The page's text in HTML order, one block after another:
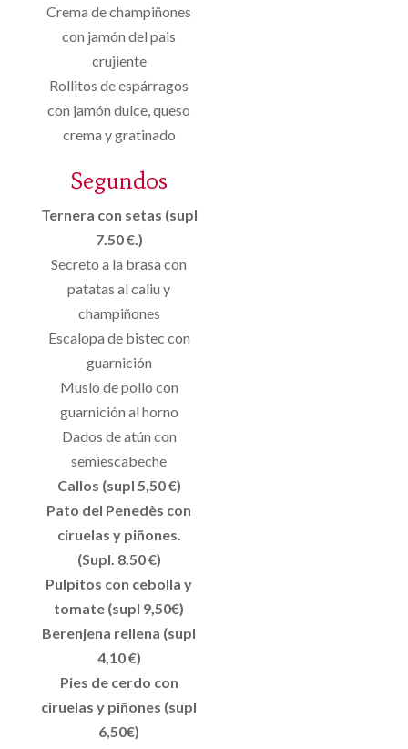
Crema de champiñones
con jamón del pais
crujiente
Rollitos de espárragos
con jamón dulce, queso
crema y gratinado
Segundos
Ternera con setas (supl
7.50 €.)
Secreto a la brasa con
patatas al caliu y
champiñones
Escalopa de bistec con
guarnición
Muslo de pollo con
guarnición al horno
Dados de atún con
semiescabeche
Callos (supl 5,50 €)
Pato del Penedès con
ciruelas y piñones.
(Supl. 8.50 €)
Pulpitos con cebolla y
tomate (supl 9,50€)
Berenjena rellena (supl
4,10 €)
Pies de cerdo con
ciruelas y piñones (supl
6,50€)